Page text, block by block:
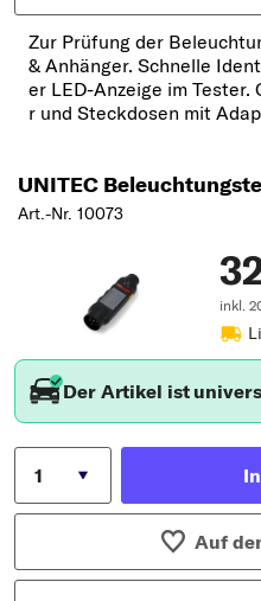
Zur Prüfung der
& Anhänger. Schnelle
er LED-Anzeige im
r und Steckdosen mit
UNITEC
Art.-Nr. 10073
inkl.
Der Artikel ist
Auf